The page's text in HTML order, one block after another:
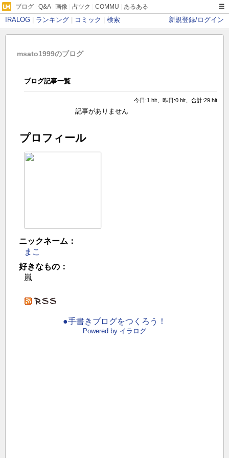
ブログ Q&A| 画像 占ツク COMMU あるある
IRALOG ランキング コミック 検索 新規登録/ログイン
msato1999のブログ
ブログ記事一覧
今日:1 hit、昨日:0 hit、合計:29 hit
記事がありません
プロフィール
ニックネーム：
まこ
好きなもの：
嵐
●手書きブログをつくろう！
Powered by イラログ